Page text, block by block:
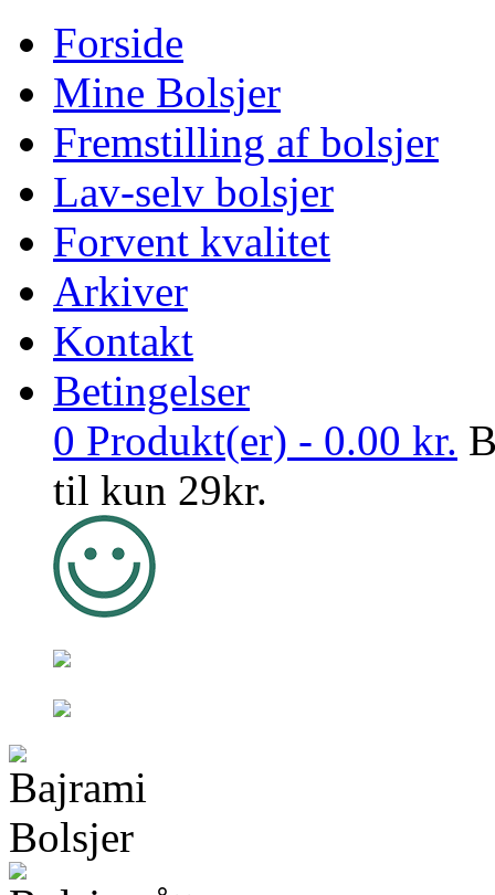
Forside
Mine Bolsjer
Fremstilling af bolsjer
Lav-selv bolsjer
Forvent kvalitet
Arkiver
Kontakt
Betingelser
0 Produkt(er) - 0.00 kr.
til kun 29kr.